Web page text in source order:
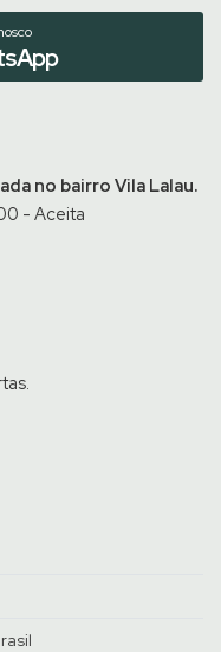
no bairro Vila Lalau.
- Aceita